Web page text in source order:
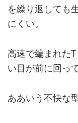
を繰り返しても
にくい。
高速で編まれた
い目が前に回っ
ああいう不快な